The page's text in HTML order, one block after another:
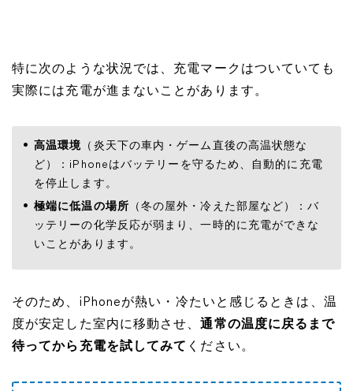
特に次のような状況では、充電マークはついていても
実際には充電が進まないことがあります。
高温環境 （炎天下の車内・ゲーム直後の高温状態な
ど）：iPhoneはバッテリーを守るため、自動的に充電
を停止します。
極端に低温の場所 （冬の屋外・冷えた部屋など）：バ
ッテリーの化学反応が弱まり、一時的に充電ができな
いことがあります。
そのため、iPhoneが熱い・冷たいと感じるときは、温
度が安定した室内に移動させ、通常の温度に戻るまで
待ってから充電を試してみて ください。